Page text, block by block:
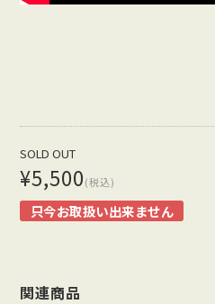
SOLD OUT
¥5,500(税込)
只今お取扱い出来ません
関連商品